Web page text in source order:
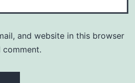
and website in this browser